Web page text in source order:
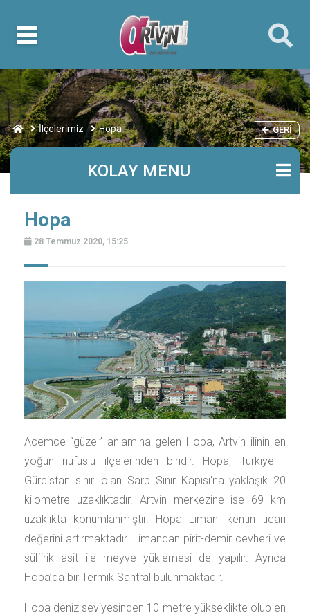
İlçeleri̇mi̇z Hopa GERI
KOLAY MENU
Hopa
28 Temmuz 2020, 15:25
Acemce “güzel” anlamına gelen Hopa, Artvin ilinin en
yoğun nüfuslu ilçelerinden biridir. Hopa, Türkiye -
Gürcistan sınırı olan Sarp Sınır Kapısı'na yaklaşık 20
kilometre uzaklıktadır. Artvin merkezine ise 69 km
uzaklıkta konumlanmıştır. Hopa Limanı kentin ticari
değerini artırmaktadır. Limandan pirit-demir cevheri ve
sülfirik asit ile meyve yüklemesi de yapılır. Ayrıca
Hopa’da bir Termik Santral bulunmaktadır.
Hopa deniz seviyesinden 10 metre yükseklikte olup en